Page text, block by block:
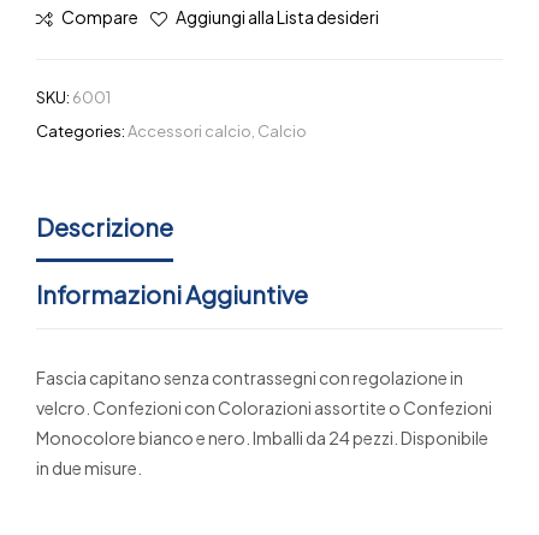
Compare Aggiungi alla Lista desideri
SKU: 6001
Categories:Accessori calcio Calcio
Descrizione
Informazioni Aggiuntive
Fascia capitano senza contrassegni con regolazione in
velcro. Confezioni con Colorazioni assortite o Confezioni
Monocolore bianco e nero. Imballi da 24 pezzi. Disponibile
in due misure.